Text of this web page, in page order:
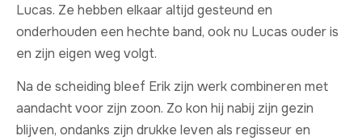
Lucas. Ze hebben elkaar altijd gesteund en
onderhouden een hechte band, ook nu Lucas ouder is
en zijn eigen weg volgt.
Na de scheiding bleef Erik zijn werk combineren met
aandacht voor zijn zoon. Zo kon hij nabij zijn gezin
blijven, ondanks zijn drukke leven als regisseur en